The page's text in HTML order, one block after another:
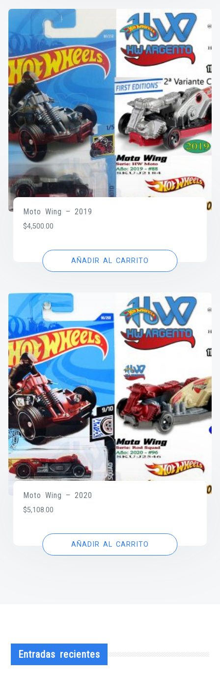
Moto Wing – 2019
$4,500.00
AÑADIR AL CARRITO
Moto Wing – 2020
$5,108.00
AÑADIR AL CARRITO
Entradas recientes